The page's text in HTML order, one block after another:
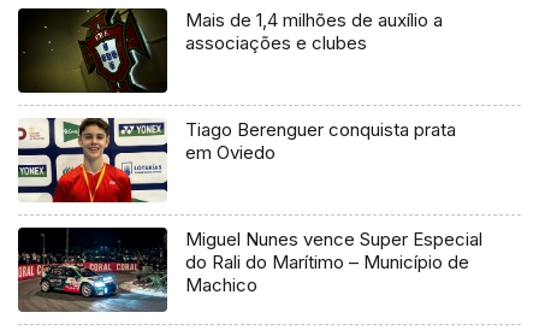
Mais de 1,4 milhões de auxílio a
associações e clubes
Tiago Berenguer conquista prata
em Oviedo
Miguel Nunes vence Super Especial
do Rali do Marítimo – Município de
Machico